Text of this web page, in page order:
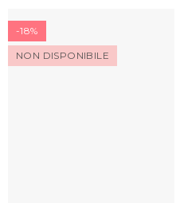
-18%
NON DISPONIBILE